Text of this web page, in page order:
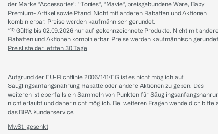
der Marke “Accessories“, “Tonies“, “Mavie“, preisgebundene Ware, Baby
Premium- Artikel sowie Pfand. Nicht mit anderen Rabatten und Aktionen
kombinierbar. Preise werden kaufmännisch gerundet.
*¹⁰ Gültig bis 02.09.2026 nur auf gekennzeichnete Produkte. Nicht mit
Rabatten und Aktionen kombinierbar. Preise werden kaufmännisch
Preisliste der letzten 30 Tage
Aufgrund der EU-Richtlinie 2006/141/EG ist es nicht möglich auf
Säuglingsanfangsnahrung Rabatte oder andere Aktionen zu geben. Des
weiteren ist ebenfalls ein Sammeln von Punkten für
nicht erlaubt und daher nicht möglich. Bei weiteren Fragen wende dich bitte
das BIPA Kundenservice.
MwSt. gesenkt